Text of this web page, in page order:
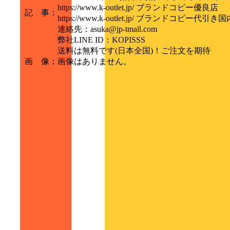
記 事 ：
https://www.k-outlet.jp/ ブランドコピー優良店
https://www.k-outlet.jp/ ブランドコピー代引き国
連絡先：asuka@jp-tmall.com
弊社LINE ID：KOPISSS
送料は無料です(日本全国)！ご注文を期待
画 像 ： 画像はありません。